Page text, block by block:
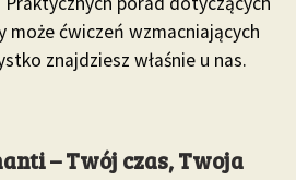
może ćwiczeń wzmacniających
znajdziesz właśnie u nas.
– Twój czas, Twoja